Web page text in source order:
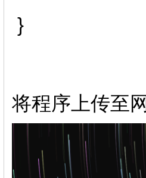
}
将程序上传至